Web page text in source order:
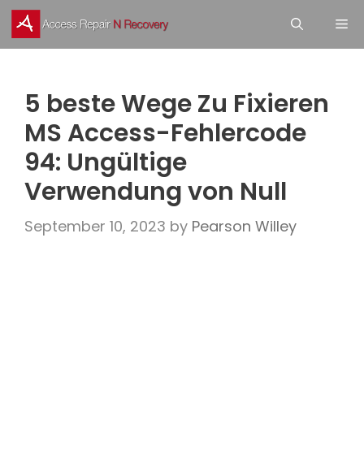
Skip
to
5 beste Wege Zu Fixieren
MS Access-Fehlercode
94: Ungültige
Verwendung von Null
September 10, 2023 by Pearson Willey